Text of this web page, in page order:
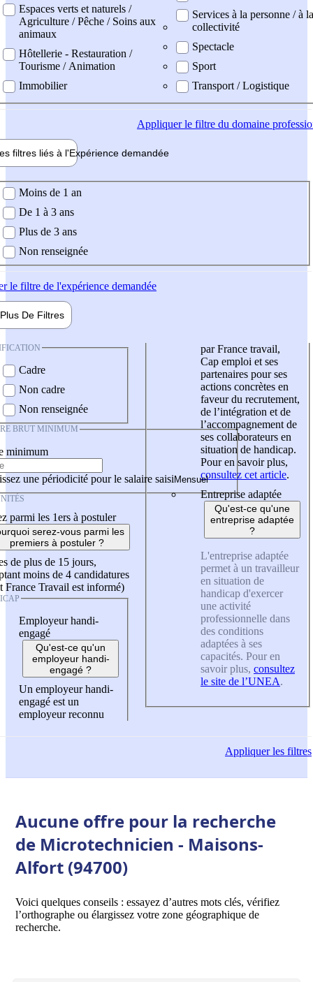
Espaces verts et naturels /
Agriculture / Pêche / Soins aux
animaux
Hôtellerie - Restauration /
Tourisme / Animation
Immobilier
Services à la personne / à la
collectivité
Spectacle
Sport
Transport / Logistique
Appliquerle filtre du domaine
filtres liés à l'Expérience demandée
demandée
Moins de 1 an
De 1 à 3 ans
Plus de 3 ans
Non renseignée
le filtre de l'expérience demandée
Plus De Filtres
Cadre
Non cadre
Non renseignée
BRUT MINIMUM
minimum
une périodicité pour le salaire saisi
parmi les 1ers à postuler
serez-vous parmi les
premiers à postuler ?
de plus de 15 jours,
moins de 4 candidatures
France Travail est informé)
Employeur handi-
engagé
Qu'est-ce qu'un
employeur handi-
engagé ?
Un employeur handi-
engagé est un
employeur reconnu
par France travail,
Cap emploi et ses
partenaires pour ses
actions concrètes en
faveur du recrutement,
de l’intégration et de
l’accompagnement de
ses collaborateurs en
situation de handicap.
Pour en savoir plus,
consultez cet article.
Entreprise adaptée
Qu'est-ce qu'une
entreprise adaptée
?
L'entreprise adaptée
permet à un travailleur
en situation de
handicap d'exercer
une activité
professionnelle dans
des conditions
adaptées à ses
capacités. Pour en
savoir plus, consultez
le site de l’UNEA.
Appliquerles filtres
Aucune offre pour la recherche
de Microtechnicien - Maisons-
Alfort (94700)
Voici quelques conseils : essayez d’autres mots clés, vérifiez
l’orthographe ou élargissez votre zone géographique de
recherche.